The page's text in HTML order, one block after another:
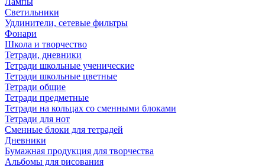
Светильники
Удлинители, сетевые фильтры
Фонари
Школа и творчество
Тетради, дневники
Тетради школьные ученические
Тетради школьные цветные
Тетради общие
Тетради предметные
Тетради на кольцах со сменными блоками
Тетради для нот
Сменные блоки для тетрадей
Дневники
Бумажная продукция для творчества
Альбомы для рисования